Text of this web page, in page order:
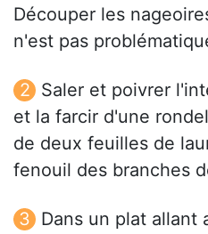
Découper les
n'est pas
Saler et poivrer
et la farcir d'une
de deux feuilles de
fenouil des branches
Dans un plat allant